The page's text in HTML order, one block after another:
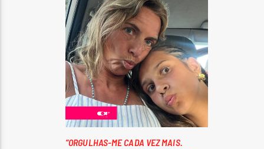
“ORGULHAS-ME CADA VEZ MAIS.